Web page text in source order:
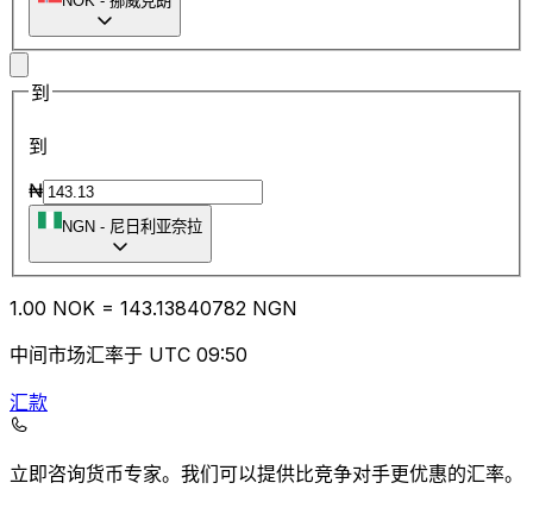
到
到
₦
NGN - 尼日利亚奈拉
1.00 NOK = 143.13840782 NGN
中间市场汇率于 UTC 09:50
汇款
立即咨询货币专家。 我们可以提供比竞争对手更优惠的汇率。